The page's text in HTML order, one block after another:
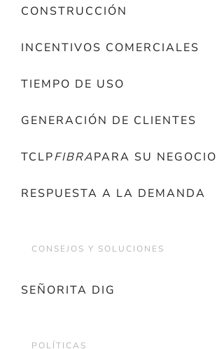
CONSTRUCCIÓN
INCENTIVOS COMERCIALES
TIEMPO DE USO
GENERACIÓN DE CLIENTES
TCLPFIBRAPARA SU NEGOCIO
RESPUESTA A LA DEMANDA
CONSEJOS Y SOLUCIONES
SEÑORITA DIG
POLÍTICAS